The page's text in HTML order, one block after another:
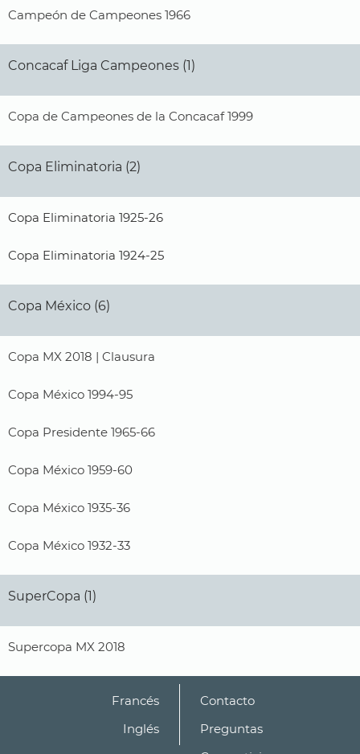
Campeón de Campeones 1966
Concacaf Liga Campeones (1)
Copa de Campeones de la Concacaf 1999
Copa Eliminatoria (2)
Copa Eliminatoria 1925-26
Copa Eliminatoria 1924-25
Copa México (6)
Copa MX 2018 | Clausura
Copa México 1994-95
Copa Presidente 1965-66
Copa México 1959-60
Copa México 1935-36
Copa México 1932-33
SuperCopa (1)
Supercopa MX 2018
Francés
Inglés
Contacto
Preguntas